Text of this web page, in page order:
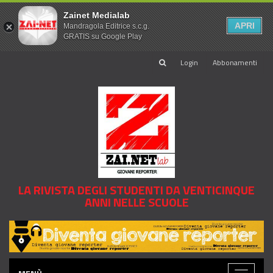
Login Abbonamenti
LA RIVISTA DEGLI STUDENTI DA VENTICINQUE
ANNI NELLE SCUOLE
Zainet Medialab
Mandragola Editrice s.c.g.
GRATIS su Google Play
APRI